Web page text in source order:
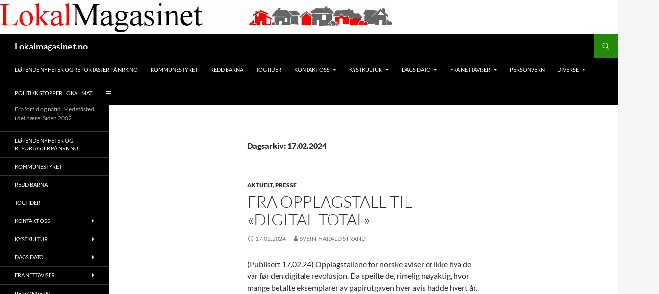
Gå
innhaldet
Lokalmagasinet.no
LØPENDE NYHETER OG REPORTASJER PÅ NRK.NO KOMMUNESTYRET REDD BARNA TOGTIDER KONTAKT OSS KYSTKULTUR DAGS DATO FRA NETTAVISER PERSONVERN DIVERSE
POLITIKK STOPPER LOKAL MAT
Dagsarkiv: 17.02.2024
AKTUELT,PRESSE
FRA OPPLAGSTALL TIL
«DIGITAL TOTAL»
17.02.2024 SVEIN-HARALD STRAND
(Publisert 17.02.24) Opplagstallene for norske aviser er ikke hva de
var før den digitale revolusjon. Da speilte de, rimelig nøyaktig, hvor
mange betalte eksemplarer av papirutgaven hver avis hadde hvert år.
Fra fortid og nåtid. Med ståsted
i det nære. Siden 2002.
LØPENDE NYHETER OG
REPORTASJER PÅ NRK.NO
KOMMUNESTYRET
REDD BARNA
TOGTIDER
KONTAKT OSS
KYSTKULTUR
DAGS DATO
FRA NETTAVISER